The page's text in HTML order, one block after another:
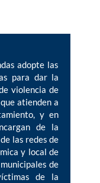
adopte las
para dar la
violencia de
atienden a
y en
de la
las redes de
y local de
de
de la